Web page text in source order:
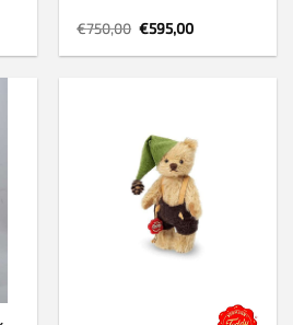
€750,00 Oorspronkelijke
prijs
was:
€595,00Huidige
is: